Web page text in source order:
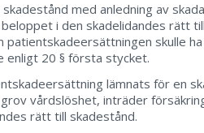
med anledning av
i den skadelidandes rätt
skulle
enligt 20 § första stycket.
lämnats för en
vårdslöshet, inträder
rätt till skadestånd.